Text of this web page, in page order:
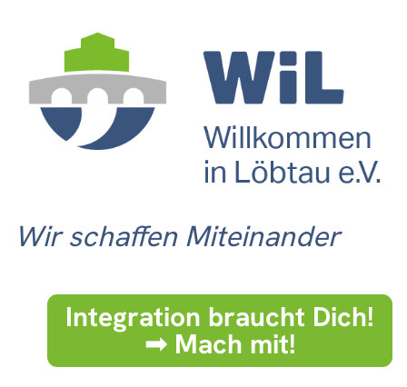
Wir schaffen Miteinander
Integration braucht Dich!
➟ Mach mit!